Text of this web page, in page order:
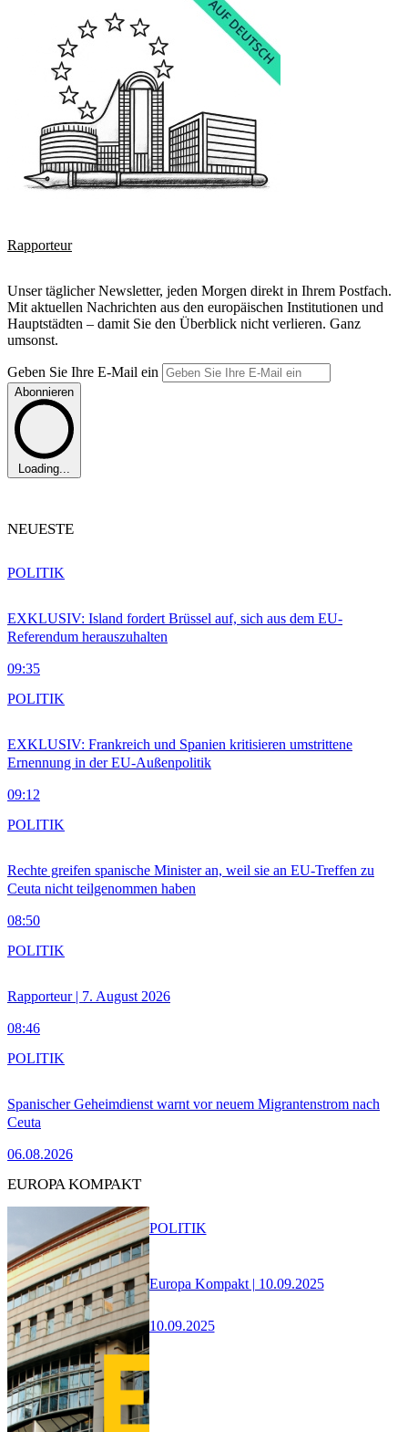
Rapporteur
Unser täglicher Newsletter, jeden Morgen direkt in Ihrem Postfach.
Mit aktuellen Nachrichten aus den europäischen Institutionen und
Hauptstädten – damit Sie den Überblick nicht verlieren. Ganz
umsonst.
Geben Sie Ihre E-Mail ein
Abonnieren
Loading...
NEUESTE
EXKLUSIV: Island fordert Brüssel auf, sich aus dem EU-
Referendum herauszuhalten
09:35
POLITIK
EXKLUSIV: Frankreich und Spanien kritisieren umstrittene
Ernennung in der EU-Außenpolitik
09:12
POLITIK
Rechte greifen spanische Minister an, weil sie an EU-Treffen zu
Ceuta nicht teilgenommen haben
08:50
POLITIK
Rapporteur | 7. August 2026
08:46
POLITIK
Spanischer Geheimdienst warnt vor neuem Migrantenstrom nach
Ceuta
06.08.2026
POLITIK
EUROPA KOMPAKT
Europa Kompakt | 10.09.2025
10.09.2025
POLITIK